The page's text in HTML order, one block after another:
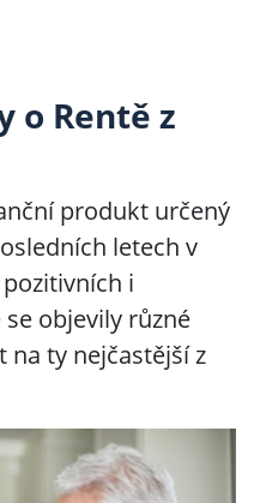
o Rentě z
produkt určený
letech v
i
objevily různé
na ty nejčastější z